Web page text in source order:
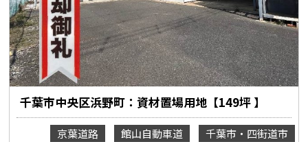
千葉市中央区浜野町：資材置場用地【149坪 】
京葉道路 館山自動車道
千葉市・四街道市